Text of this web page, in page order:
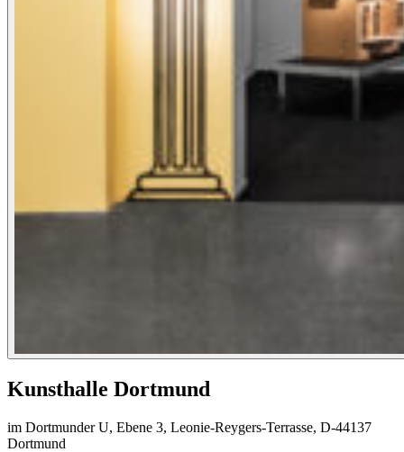
Kunsthalle Dortmund
im Dortmunder U, Ebene 3, Leonie-Reygers-Terrasse, D-44137
Dortmund